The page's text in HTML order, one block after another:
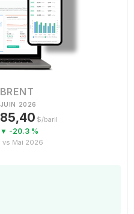
BRENT
JUIN 2026
85,40 $/baril
▼ -20.3 %
vs Mai 2026